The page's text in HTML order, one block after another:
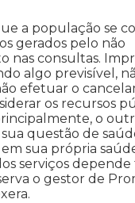
a população se
gerados pelo não
nas consultas.
algo previsível,
efetuar o
os recursos
o
questão de
sua própria
serviços
o gestor de